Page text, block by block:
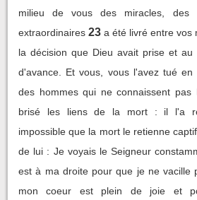
milieu de vous des miracles, des
extraordinaires 23 a été livré entre vos
la décision que Dieu avait prise et
d'avance. Et vous, vous l'avez tué
des hommes qui ne connaissent pas
brisé les liens de la mort : il l'a
impossible que la mort le retienne captif.
de lui : Je voyais le Seigneur
est à ma droite pour que je ne vacille
mon coeur est plein de joie et